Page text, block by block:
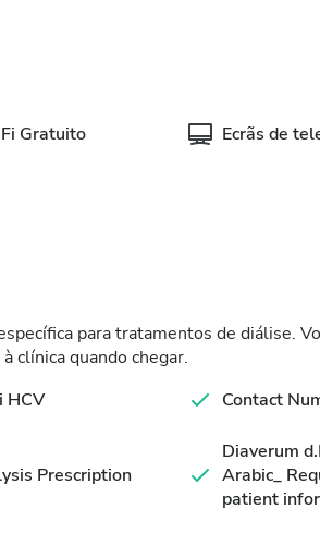
Gratuito Ecrãs de
para tratamentos de diálise.
clínica quando chegar.
HCV Contact
Prescription
Diaverum
Arabic_
patient